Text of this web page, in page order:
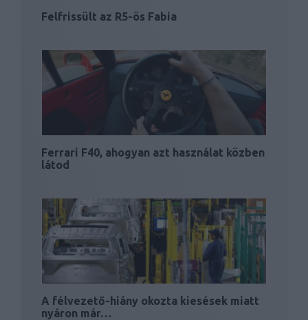
Felfrissült az R5-ös Fabia
Ferrari F40, ahogyan azt használat közben
látod
A félvezető-hiány okozta kiesések miatt
nyáron már…